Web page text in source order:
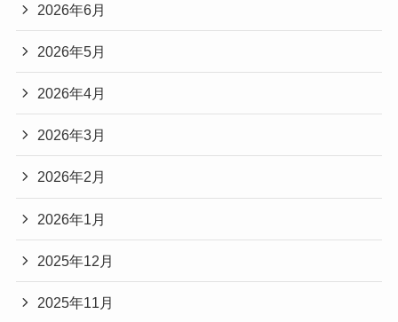
2026年6月
2026年5月
2026年4月
2026年3月
2026年2月
2026年1月
2025年12月
2025年11月